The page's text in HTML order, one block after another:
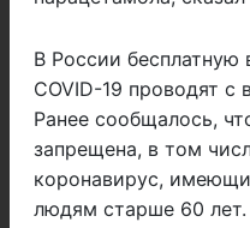
В России бесплатную
COVID-19 проводят с
Ранее сообщалось,
запрещена, в том
коронавирус,
людям старше 60 лет.